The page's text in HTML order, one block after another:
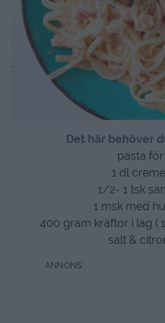
Det här behöver
pasta
1 dl
1/2- 1 tsk
1 msk med
400 gram kräftor i lag (
salt &